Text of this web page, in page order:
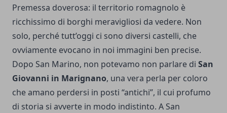
Premessa doverosa: il territorio romagnolo è
ricchissimo di borghi meravigliosi da vedere. Non
solo, perché tutt’oggi ci sono diversi castelli, che
ovviamente evocano in noi immagini ben precise.
Dopo San Marino, non potevamo non parlare di San
Giovanni in Marignano, una vera perla per coloro
che amano perdersi in posti “antichi”, il cui profumo
di storia si avverte in modo indistinto. A San